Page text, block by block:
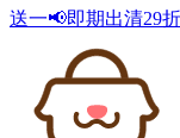
送一📢即期出清29